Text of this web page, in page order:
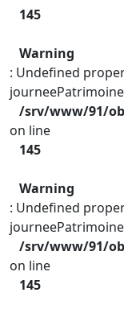
145
Warning
: Undefined
/srv/www/91/
on line
145
Warning
: Undefined
/srv/www/91/
on line
145